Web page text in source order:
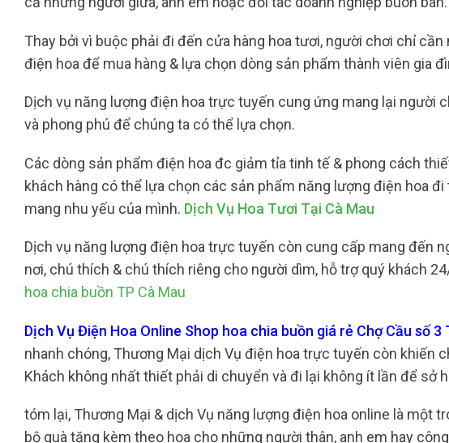
Thay bởi vì buộc phải đi đến cửa hàng hoa tươi, người chơi chỉ
điện hoa để mua hàng & lựa chọn dòng sản phẩm thành viên gia
Dịch vụ năng lượng điện hoa trực tuyến cung ứng mang lại người
và phong phú để chúng ta có thể lựa chọn.
Các dòng sản phẩm điện hoa đc giảm tỉa tinh tế & phong cách
khách hàng có thể lựa chọn các sản phẩm năng lượng điện hoa
mang nhu yếu của mình. Dịch Vụ Hoa Tươi Tại Cà Mau
Dịch vụ năng lượng điện hoa trực tuyến còn cung cấp mang đến
nơi, chú thích & chú thích riêng cho người dìm, hỗ trợ quý khách
hoa chia buồn TP Cà Mau
Dịch Vụ Điện Hoa Online Shop hoa chia buồn giá rẻ Chợ Cầu số
nhanh chóng, Thương Mại dịch Vụ điện hoa trực tuyến còn khiến
Khách không nhất thiết phải di chuyển và đi lại không ít lần để sở
tóm lại, Thương Mại & dịch Vụ năng lượng điện hoa online là một
bộ quà tặng kèm theo hoa cho những người thân, anh em hay